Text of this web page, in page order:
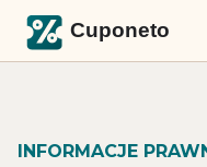
INFORMACJE